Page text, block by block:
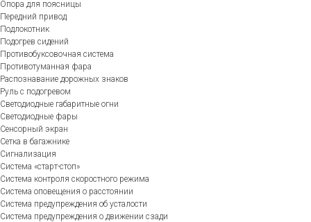
Опора для поясницы
Передний привод
Подлокотник
Подогрев сидений
Противобуксовочная система
Противотуманная фара
Распознавание дорожных знаков
Руль с подогревом
Светодиодные габаритные огни
Светодиодные фары
Сенсорный экран
Сетка в багажнике
Сигнализация
Система «старт-стоп»
Система контроля скоростного режима
Система оповещения о расстоянии
Система предупреждения об усталости
Система предупреждения о движении сзади